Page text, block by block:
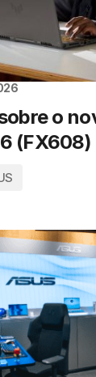
o
(FX608)